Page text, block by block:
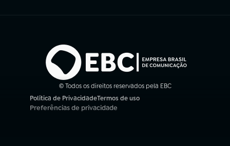
© Todos os direitos reservados pela EBC
Política de Privacidade
(abre em nova aba)
Termos de uso
(abre em nova aba)
Preferências de privacidade